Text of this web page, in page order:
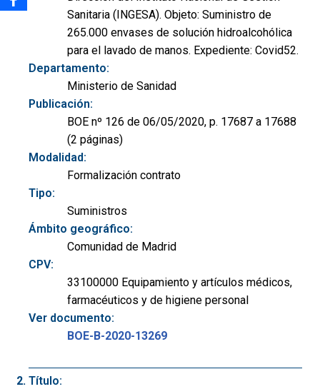
Sanitaria (INGESA). Objeto: Suministro de
265.000 envases de solución hidroalcohólica
para el lavado de manos. Expediente: Covid52.
Departamento:
Ministerio de Sanidad
Publicación:
BOE nº 126 de 06/05/2020, p. 17687 a 17688
(2 páginas)
Modalidad:
Formalización contrato
Tipo:
Suministros
Ámbito geográfico:
Comunidad de Madrid
CPV:
33100000 Equipamiento y artículos médicos,
farmacéuticos y de higiene personal
Ver documento:
BOE-B-2020-13269
Título: